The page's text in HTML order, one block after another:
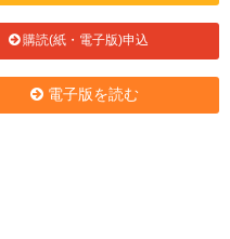
購読(紙・電子版)申込
電子版を読む